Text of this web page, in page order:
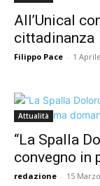
All’Unical
cittadinanza
Filippo Pace - 1
Attualità
“La Spalla
convegno in
redazione - 15